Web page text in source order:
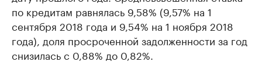
по кредитам равнялась 9,58% (9,57% на 1
сентября 2018 года и 9,54% на 1 ноября 2018
года), доля просроченной задолженности за год
снизилась с 0,88% до 0,82%.